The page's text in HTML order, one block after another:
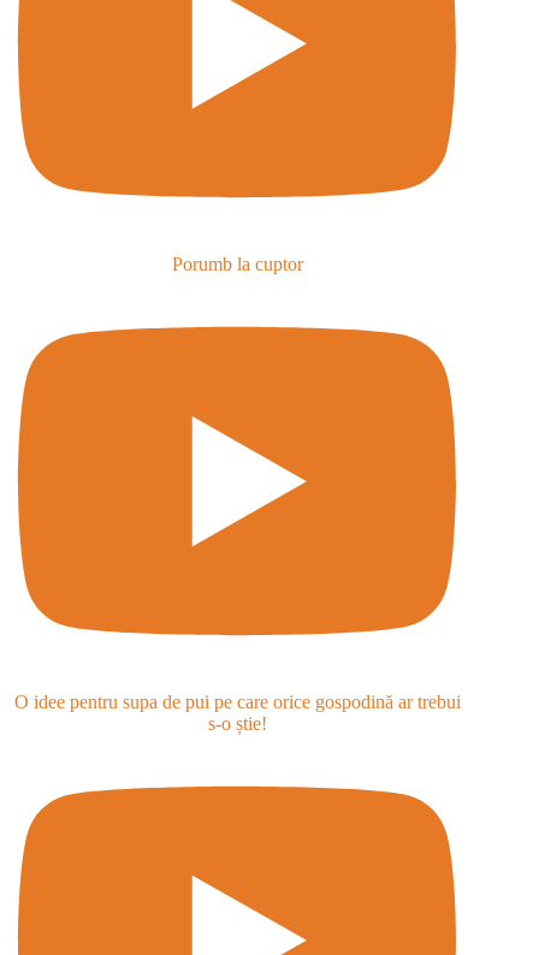
Porumb la cuptor
O idee pentru supa de pui pe care orice gospodină ar trebui
s-o știe!